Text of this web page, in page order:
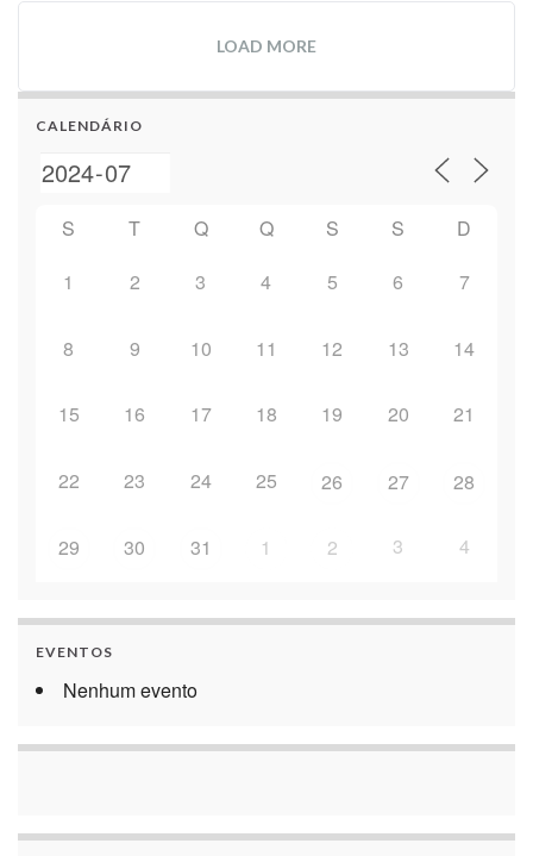
LOAD MORE
CALENDÁRIO
S T Q Q S S
D
1
2 3 4 5 6 7
8 9 10 11 12 13 14
15 16 17 18 19 20 21
22 23 24 25 26 27 28
29 30 31 1 2 3 4
EVENTOS
Nenhum evento